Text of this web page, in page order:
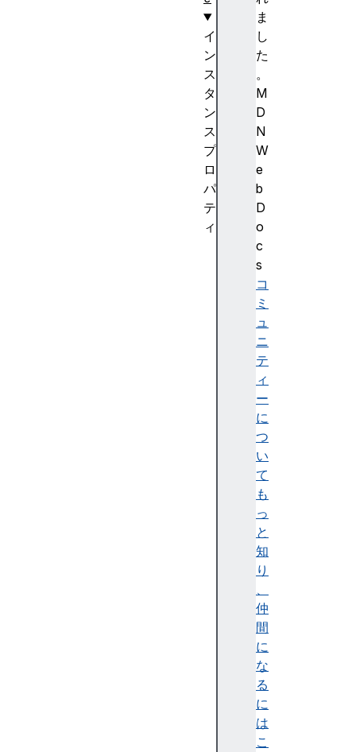
ま
し
た
。
M
D
N
W
e
b
D
o
c
s
コ
ミ
ュ
ニ
テ
ィ
ー
に
つ
い
て
も
っ
と
知
り
、
仲
間
に
な
る
に
は
こ
イ
ン
ス
タ
ン
ス
プ
ロ
パ
テ
ィ